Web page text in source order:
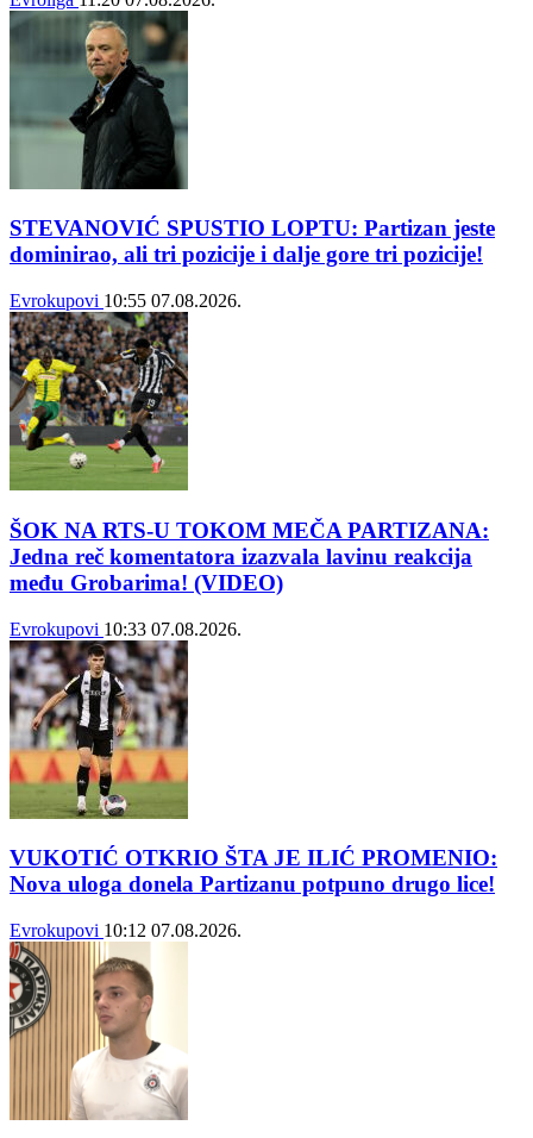
STEVANOVIĆ SPUSTIO LOPTU: Partizan jeste
dominirao, ali tri pozicije i dalje gore tri pozicije!
Evrokupovi 10:55 07.08.2026.
ŠOK NA RTS-U TOKOM MEČA PARTIZANA:
Jedna reč komentatora izazvala lavinu reakcija
među Grobarima! (VIDEO)
Evrokupovi 10:33 07.08.2026.
VUKOTIĆ OTKRIO ŠTA JE ILIĆ PROMENIO:
Nova uloga donela Partizanu potpuno drugo lice!
Evrokupovi 10:12 07.08.2026.